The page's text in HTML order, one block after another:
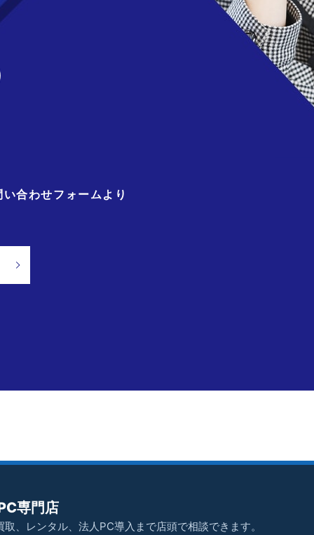
合わせフォームより
専門店
、レンタル、法人PC導入まで店頭で相談できます。